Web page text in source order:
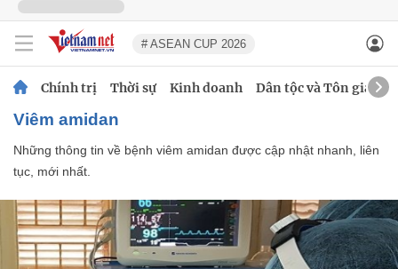
# ASEAN CUP 2026
Chính trị Thời sự Kinh doanh Dân tộc và Tôn giáo
Viêm amidan
Những thông tin về bệnh viêm amidan được cập nhật nhanh, liên
tục, mới nhất.